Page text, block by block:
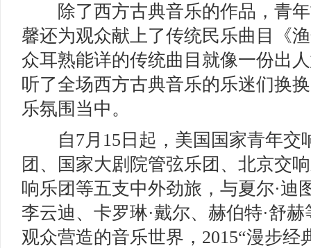
除了西方古典音乐的作品，青年
馨还为观众献上了传统民乐曲目《
众耳熟能详的传统曲目就像一份出
听了全场西方古典音乐的乐迷们换
乐氛围当中。
自7月15日起，美国国家青年交
团、国家大剧院管弦乐团、北京交
响乐团等五支中外劲旅，与夏尔·迪
李云迪、卡罗琳·戴尔、赫伯特·舒
观众营造的音乐世界，2015“漫步经